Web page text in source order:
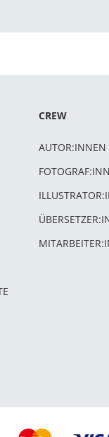
CREW
AUTOR:INNEN